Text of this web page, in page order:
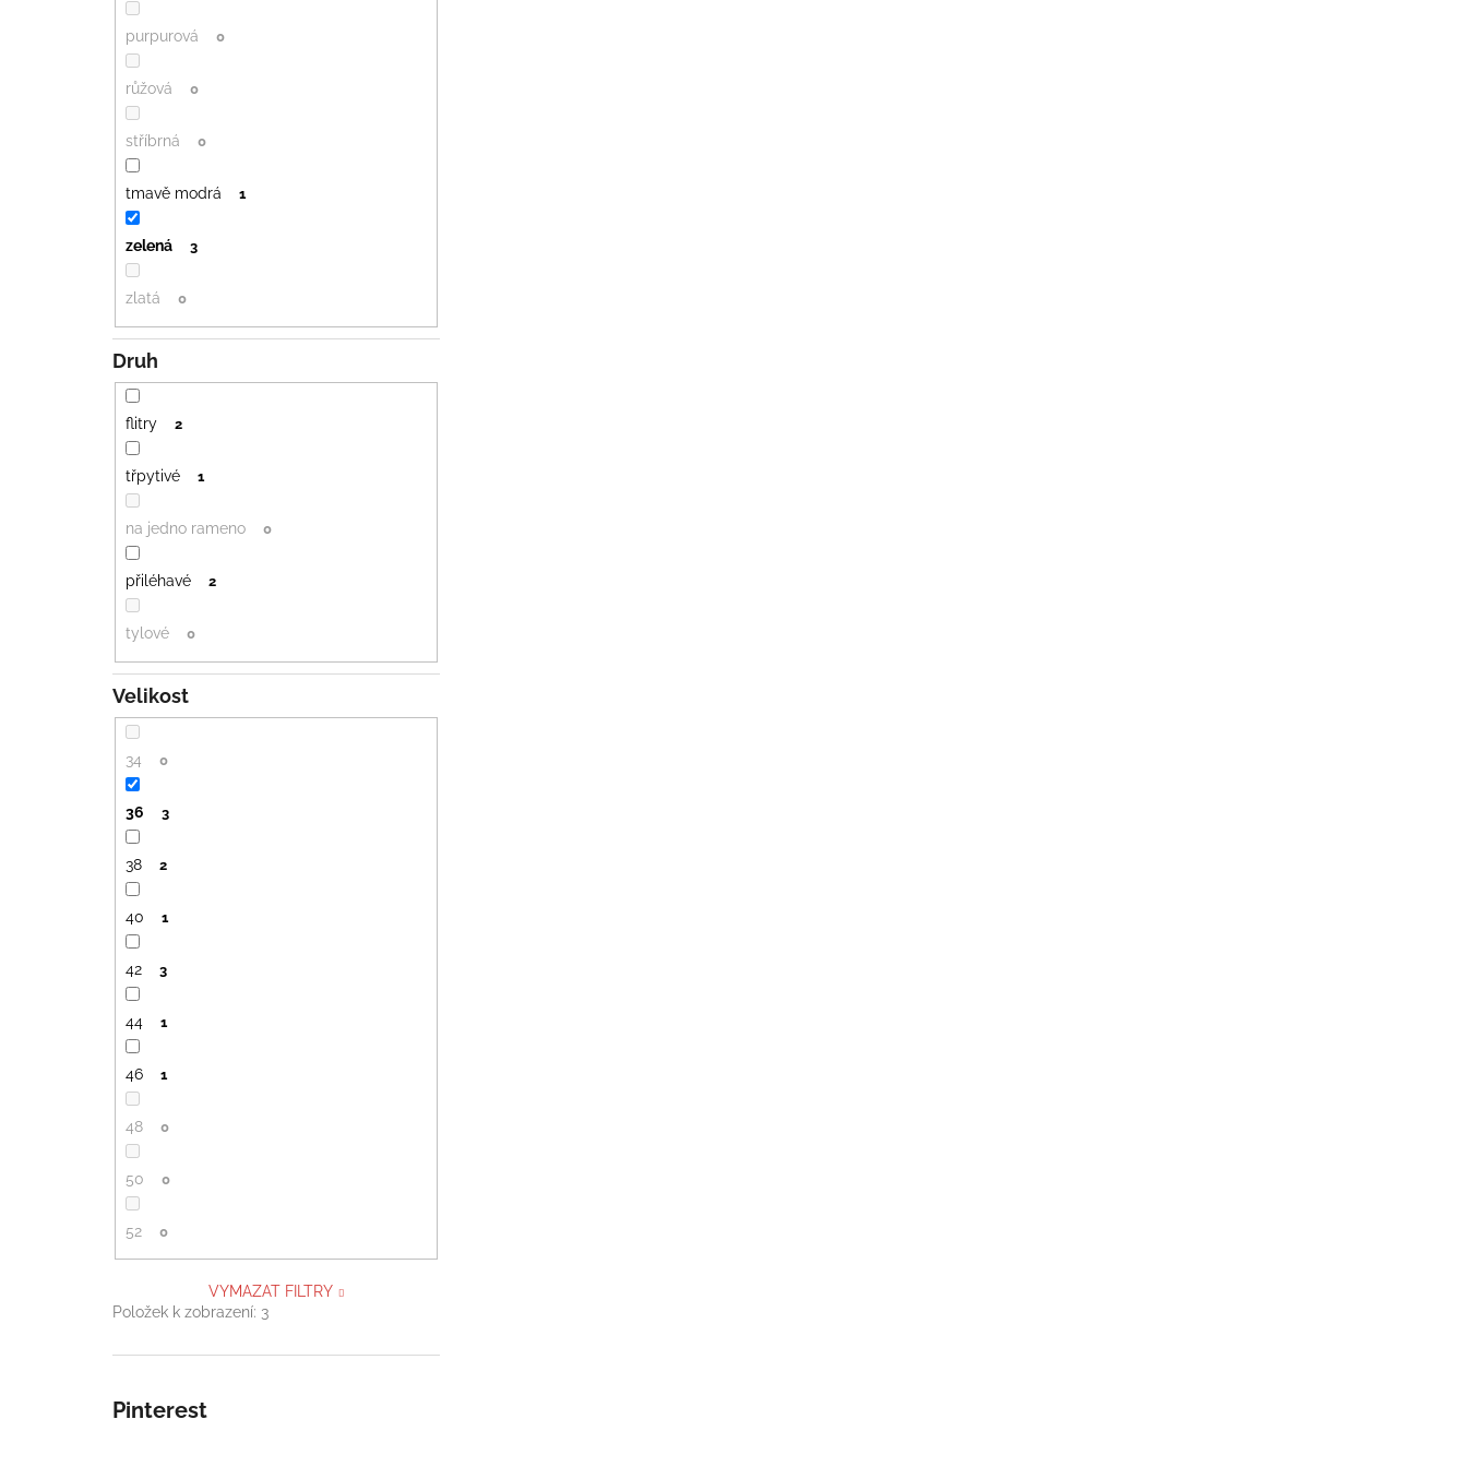
purpurová 0
růžová 0
stříbrná 0
tmavě modrá 1
zelená 3
zlatá 0
Druh
flitry 2
třpytivé 1
na jedno rameno 0
přiléhavé 2
tylové 0
Velikost
34 0
36 3
38 2
40 1
42 3
44 1
46 1
48 0
50 0
52 0
VYMAZAT FILTRY
Položek k zobrazení: 3
Pinterest